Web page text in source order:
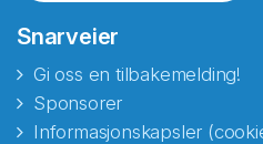
Snarveier
Gi oss en tilbakemelding!
Sponsorer
Informasjonskapsler